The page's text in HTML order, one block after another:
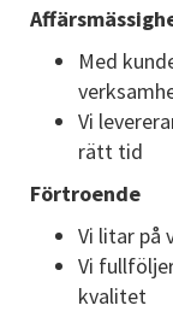
Med
Vi
rätt tid
Förtroende
Vi litar på
Vi
kvalitet